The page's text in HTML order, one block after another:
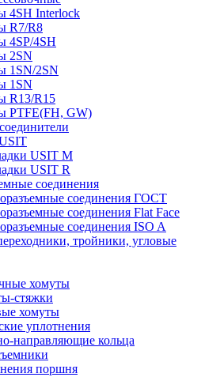
4SH Interlock
R7/R8
4SP/4SH
2SN
1SN/2SN
1SN
R13/R15
PTFE(FH, GW)
USIT M
USIT R
соединения
соединения ГОСТ
соединения Flat Face
соединения ISO A
тройники, угловые
хомуты
стяжки
хомуты
уплотнения
направляющие кольца
поршня